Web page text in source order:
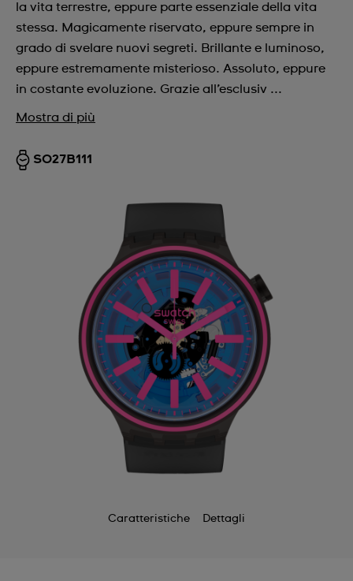
la vita terrestre, eppure parte essenziale della vita
stessa. Magicamente riservato, eppure sempre in
grado di svelare nuovi segreti. Brillante e luminoso,
eppure estremamente misterioso. Assoluto, eppure
in costante evoluzione. Grazie all’esclusiv ...
Mostra di più
SO27B111
Caratteristiche Dettagli